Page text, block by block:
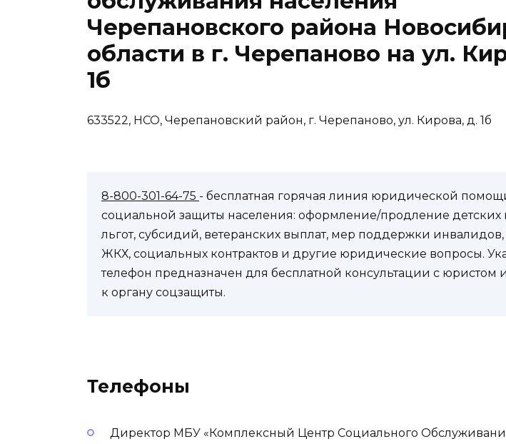
Черепановского района
области в г. Черепаново на ул.
1б
633522, НСО, Черепановский район, г. Черепаново, ул. Кирова, д. 1б
8-800-301-64-75 - бесплатная горячая линия юридической
социальной защиты населения: оформление/продление детских
льгот, субсидий, ветеранских выплат, мер поддержки
ЖКХ, социальных контрактов и другие юридические вопросы.
телефон предназначен для бесплатной консультации с юристом
к органу соцзащиты.
Телефоны
Директор МБУ «Комплексный Центр Социального